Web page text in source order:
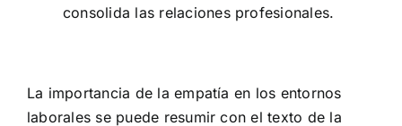
consolida las relaciones profesionales.
La importancia de la empatía en los entornos
laborales se puede resumir con el texto de la